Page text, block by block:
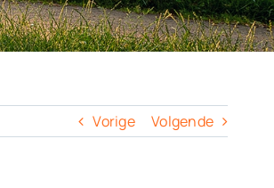
Vorige Volgende